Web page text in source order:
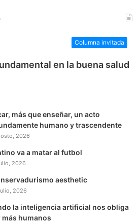
Columna invitada
en la buena salud
más que enseñar, un acto
humano y trascendente
2026
va a matar al futbol
2026
aesthetic
2026
la inteligencia artificial nos obliga
más humanos